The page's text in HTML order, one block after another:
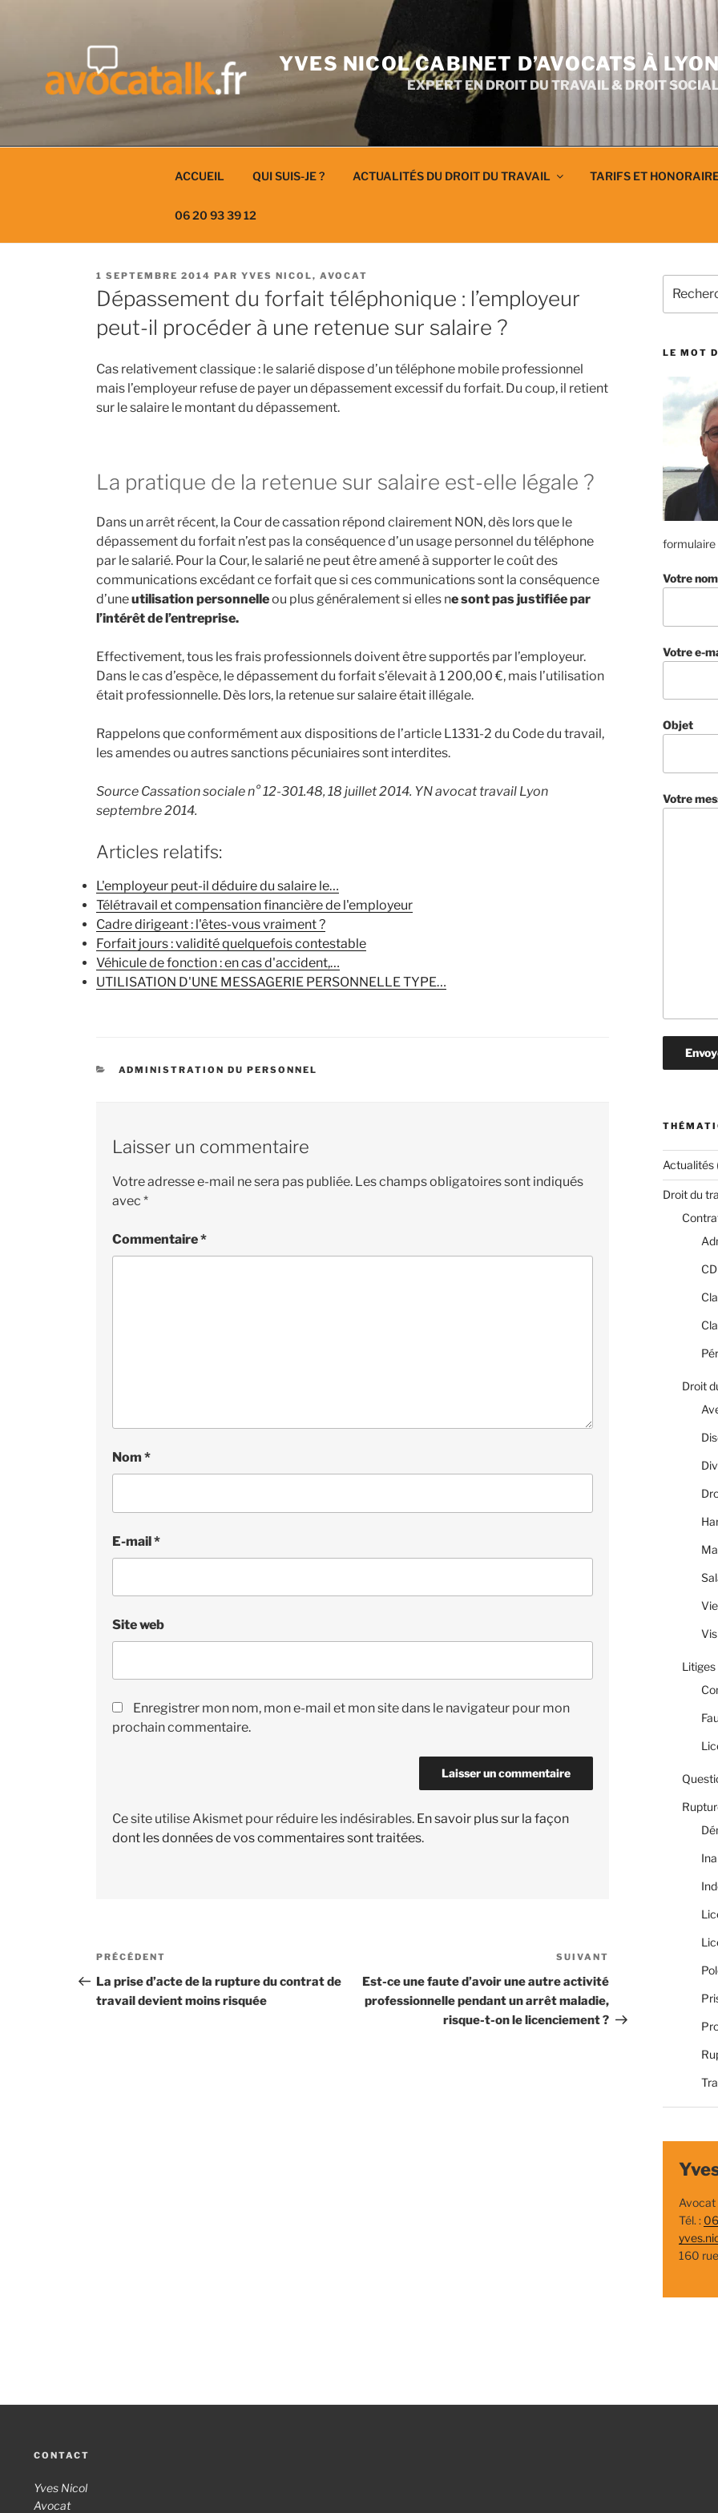
YVES NICOL CABINET D’AVOCATS À
EXPERT EN DROIT DU TRAVAIL & DROIT
ACCUEIL QUI SUIS-JE ? ACTUALITÉS DU DROIT DU TRAVAIL TARIFS ET
06 20 93 39 12
PUBLIÉ
LE
1 SEPTEMBRE 2014 PAR YVES NICOL, AVOCAT
Dépassement du forfait téléphonique : l’employeur
peut-il procéder à une retenue sur salaire ?
Cas relativement classique : le salarié dispose d’un téléphone mobile professionnel
mais l’employeur refuse de payer un dépassement excessif du forfait. Du coup, il retient
sur le salaire le montant du dépassement.
La pratique de la retenue sur salaire est-elle légale ?
Dans un arrêt récent, la Cour de cassation répond clairement NON, dès lors que le
dépassement du forfait n’est pas la conséquence d’un usage personnel du téléphone
par le salarié. Pour la Cour, le salarié ne peut être amené à supporter le coût des
communications excédant ce forfait que si ces communications sont la conséquence
d’uneutilisation personnelleou plus généralement si elles ne sont pas justifiée par
l’intérêt de l’entreprise.
Effectivement, tous les frais professionnels doivent être supportés par l’employeur.
Dans le cas d’espèce, le dépassement du forfait s’élevait à 1 200,00 €, mais l’utilisation
était professionnelle. Dès lors, la retenue sur salaire était illégale.
Rappelons que conformément aux dispositions de l’article L1331-2 du Code du travail,
les amendes ou autres sanctions pécuniaires sont interdites.
Source Cassation sociale n° 12-301.48, 18 juillet 2014. YN avocat travail Lyon
septembre 2014.
Articles relatifs:
L'employeur peut-il déduire du salaire le…
Télétravail et compensation financière de l'employeur
Cadre dirigeant : l'êtes-vous vraiment ?
Forfait jours : validité quelquefois contestable
Véhicule de fonction : en cas d'accident,…
UTILISATION D'UNE MESSAGERIE PERSONNELLE TYPE…
CATÉGORIES
ADMINISTRATION DU PERSONNEL
Laisser un commentaire
Votre adresse e-mail ne sera pas publiée. Les champs obligatoires sont indiqués
avec *
Commentaire*
Nom *
E-mail*
Site web
Enregistrer mon nom, mon e-mail et mon site dans le navigateur pour mon
prochain commentaire.
Ce site utilise Akismet pour réduire les indésirables. En savoir plus sur la façon
dont les données de vos commentaires sont traitées.
Navigation
de
l’article
Article
précédent
PRÉCÉDENT
La prise d’acte de la rupture du contrat de
travail devient moins risquée
SUIVANT
Est-ce une faute d’avoir une autre activité
professionnelle pendant un arrêt maladie,
risque-t-on le licenciement ?
pour
LE MOT
formulaire
Votre nom
Votre e-
Objet
Votre
Actualités
Droit du
Droit
Litiges
Avocat
Tél. :
160
CONTACT
Yves Nicol
Avocat